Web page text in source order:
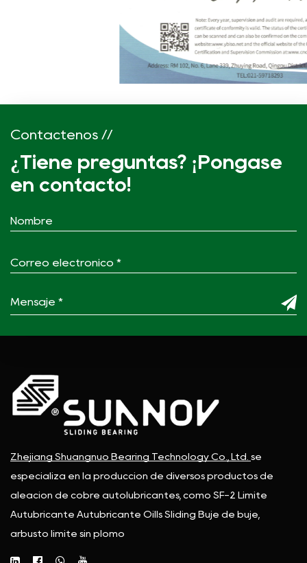
Contáctenos //
¿Tiene preguntas? ¡Póngase
en contacto!
Zhejiang Shuangnuo Bearing Technology Co., Ltd. se
especializa en la producción de diversos productos de
aleación de cobre autolubricantes, como SF-2 Límite
Autubricante Autubricante Oills Sliding Buje de buje,
arbusto límite sin plomo